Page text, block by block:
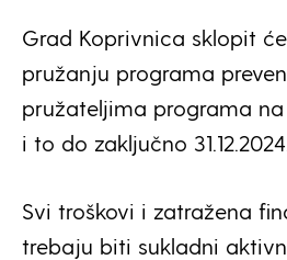
Grad Koprivnica sklopit
pružanju programa
pružateljima programa
i to do zaključno
Svi troškovi i zatražena
trebaju biti sukladni